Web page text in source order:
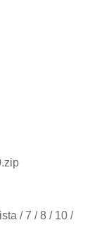
.zip
/ 7 / 8 / 10 /